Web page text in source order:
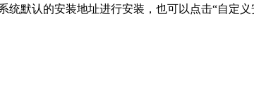
统默认的安装地址进行安装，也可以点击“自定